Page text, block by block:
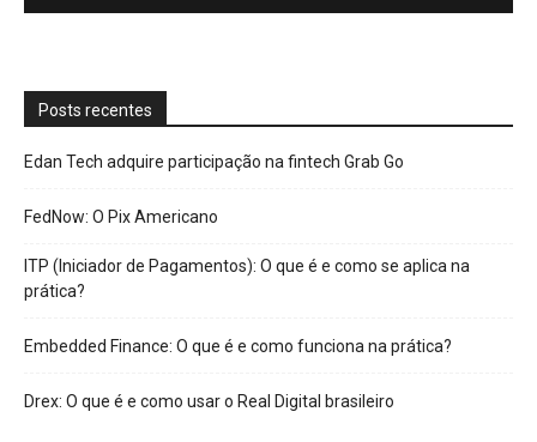
Posts recentes
Edan Tech adquire participação na fintech Grab Go
FedNow: O Pix Americano
ITP (Iniciador de Pagamentos): O que é e como se aplica na
prática?
Embedded Finance: O que é e como funciona na prática?
Drex: O que é e como usar o Real Digital brasileiro